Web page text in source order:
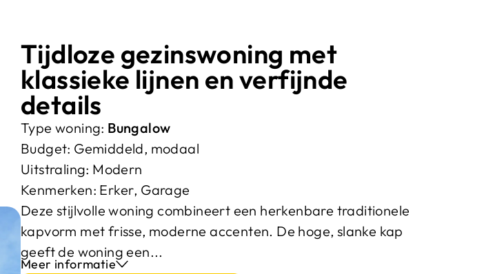
Tijdloze gezinswoning met
klassieke lijnen en verfijnde
details
Type woning: Bungalow
Budget: Gemiddeld, modaal
Uitstraling: Modern
Kenmerken: Erker, Garage
Deze stijlvolle woning combineert een herkenbare traditionele
kapvorm met frisse, moderne accenten. De hoge, slanke kap
geeft de woning een...
Meer informatie